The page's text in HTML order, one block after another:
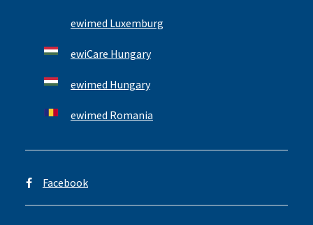
ewimed Luxemburg
ewiCare Hungary
ewimed Hungary
ewimed Romania
Facebook